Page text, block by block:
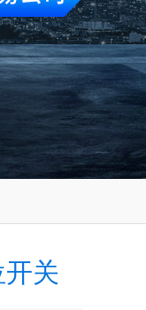
开关